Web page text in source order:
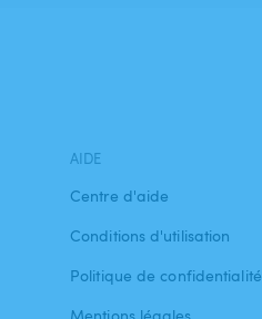
AIDE
Centre d'aide
Conditions d'utilisation
Politique de confidentialité